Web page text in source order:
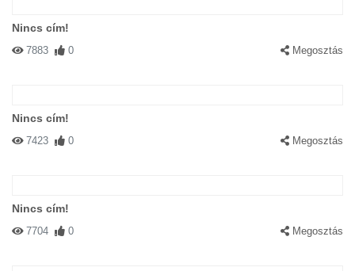
Nincs cím!
7883 0 Megosztás
Nincs cím!
7423 0 Megosztás
Nincs cím!
7704 0 Megosztás